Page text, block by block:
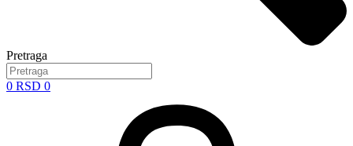
Pretraga
0 RSD 0